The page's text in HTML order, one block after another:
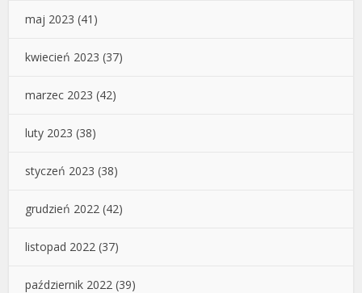
maj 2023 (41)
kwiecień 2023 (37)
marzec 2023 (42)
luty 2023 (38)
styczeń 2023 (38)
grudzień 2022 (42)
listopad 2022 (37)
październik 2022 (39)